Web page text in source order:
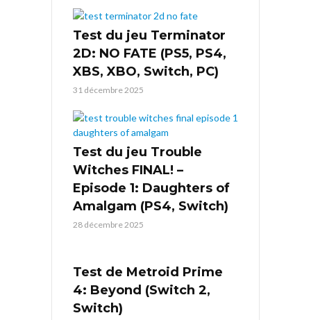
Test du jeu Terminator
2D: NO FATE (PS5, PS4,
XBS, XBO, Switch, PC)
31 décembre 2025
Test du jeu Trouble
Witches FINAL! –
Episode 1: Daughters of
Amalgam (PS4, Switch)
28 décembre 2025
Test de Metroid Prime
4: Beyond (Switch 2,
Switch)